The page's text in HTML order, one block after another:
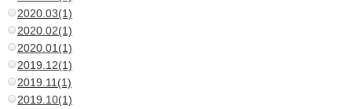
2020.03(1)
2020.02(1)
2020.01(1)
2019.12(1)
2019.11(1)
2019.10(1)